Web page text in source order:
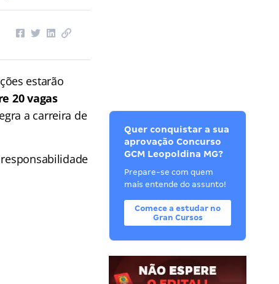
estarão
20 vagas
a carreira de
Quer conquistar a sua
aprovação Concurso
GCM Leopoldina MG?
Prepare-se com quem
mais entende do assunto!
Comece a estudar no
Gran Cursos